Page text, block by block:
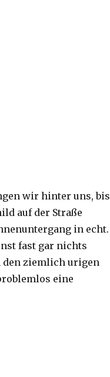
wir hinter uns, bis
auf der Straße
in echt.
fast gar nichts
den ziemlich urigen
eine